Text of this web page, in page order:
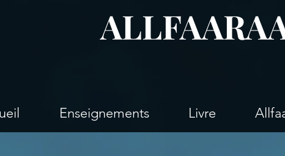
Enseignements Livre